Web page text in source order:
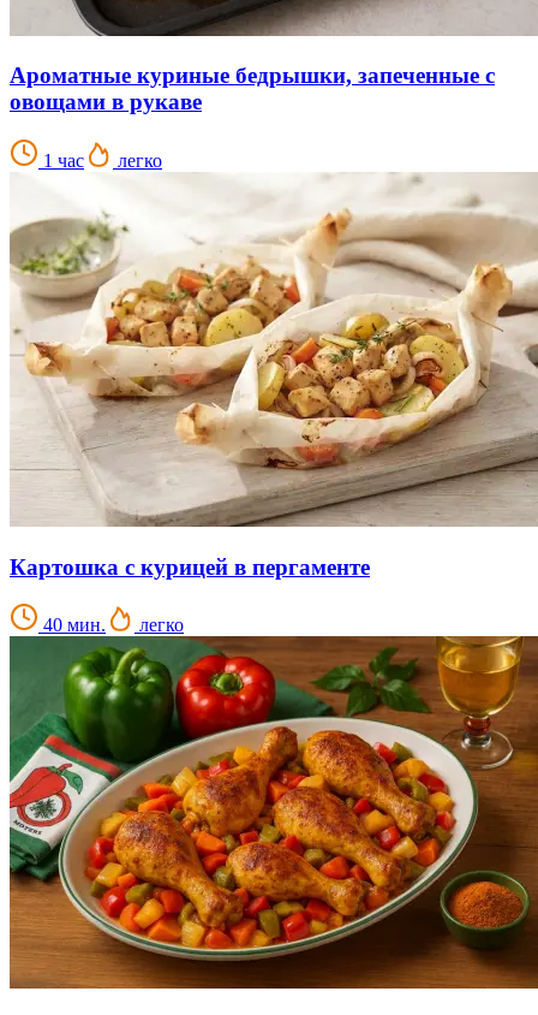
Ароматные куриные бедрышки, запеченные с
овощами в рукаве
1 час легко
Картошка с курицей в пергаменте
40 мин. легко